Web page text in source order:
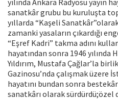
yılında Ankara Radyosu yayın
sanatkâr grubu bu kuruluşta
yıllarda “Kaşeli
zamanki yasaların çıkardığı
“Eşref Kadri” takma adını
hayatından sonra 1946 yılında
Yıldırım, Mustafa Çağlar’la
Gazinosu’nda çalışmak üzere
hayatını bundan sonra
sanatkârı olarak sürdürdü;özel